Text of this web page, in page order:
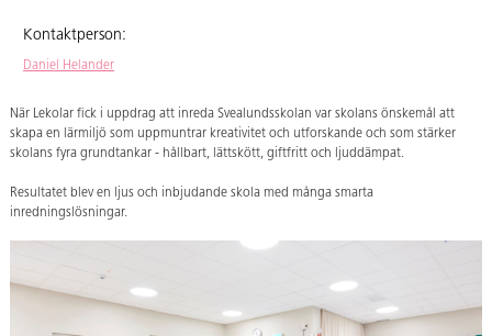
Kontaktperson:
Daniel Helander
När Lekolar fick i uppdrag att inreda Svealundsskolan var skolans önskemål att
skapa en lärmiljö som uppmuntrar kreativitet och utforskande och som stärker
skolans fyra grundtankar - hållbart, lättskött, giftfritt och ljuddämpat.
Resultatet blev en ljus och inbjudande skola med många smarta
inredningslösningar.